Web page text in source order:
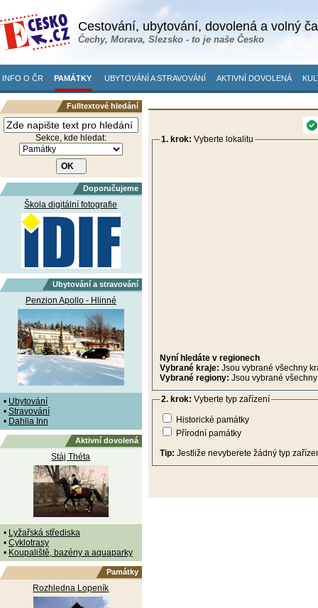
Cestování, ubytování, dovolená a volný
Čechy, Morava, Slezsko - to je naše Česko
INFO O ČR PAMÁTKY UBYTOVÁNÍ A STRAVOVÁNÍ AKTIVNÍ DOVOLENÁ
Fulltextové hledání
Sekce, kde hledat:
Doporučujeme
Škola digitální fotografie
Ubytování a stravování
Penzion Apollo - Hlinné
• Ubytování
• Stravování
• Dahlia Inn
Aktivní dovolená
Stáj Théta
• Lyžařská střediska
• Cyklotrasy
• Koupaliště, bazény a aquaparky
Památky
Rozhledna Lopeník
1. krok: Vyberte lokalitu
Nyní hledáte v regionech
Vybrané kraje: Jsou vybrané všechny
Vybrané regiony: Jsou vybrané
2. krok: Vyberte typ zařízení
Historické památky
Přírodní památky
Tip: Jestliže nevyberete žádný typ